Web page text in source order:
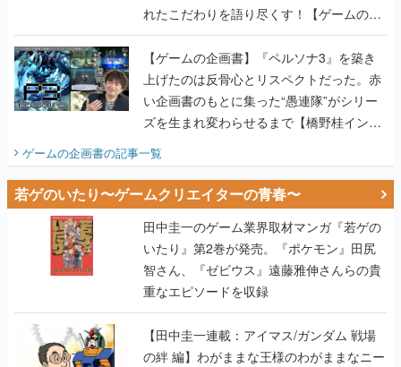
れたこだわりを語り尽くす！【ゲームの企
画書】
【ゲームの企画書】『ペルソナ3』を築き
上げたのは反骨心とリスペクトだった。赤
い企画書のもとに集った“愚連隊”がシリー
ズを生まれ変わらせるまで【橋野桂インタ
ビュー】
ゲームの企画書の記事一覧
若ゲのいたり〜ゲームクリエイターの青春〜
田中圭一のゲーム業界取材マンガ『若ゲの
いたり』第2巻が発売。『ポケモン』田尻
智さん、『ゼビウス』遠藤雅伸さんらの貴
重なエピソードを収録
【田中圭一連載：アイマス/ガンダム 戦場
の絆 編】わがままな王様のわがままなニー